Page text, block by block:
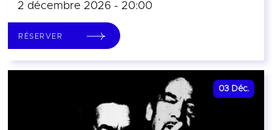
2 décembre 2026 - 20:00
RÉSERVER
03 Déc.